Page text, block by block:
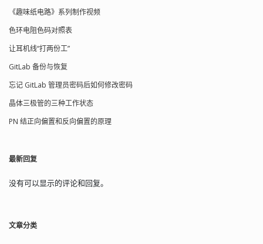
《趣味纸电路》系列制作视频
色环电阻色码对照表
让耳机线“打两份工”
GitLab 备份与恢复
忘记 GitLab 管理员密码后如何修改密码
晶体三极管的三种工作状态
PN 结正向偏置和反向偏置的原理
最新回复
没有可以显示的评论和回复。
文章分类